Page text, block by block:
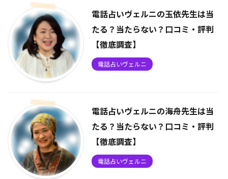
電話占いヴェルニの玉依先生は当
たる？当たらない？口コミ・評判
【徹底調査】
電話占いヴェルニ
電話占いヴェルニの海舟先生は当
たる？当たらない？口コミ・評判
【徹底調査】
電話占いヴェルニ